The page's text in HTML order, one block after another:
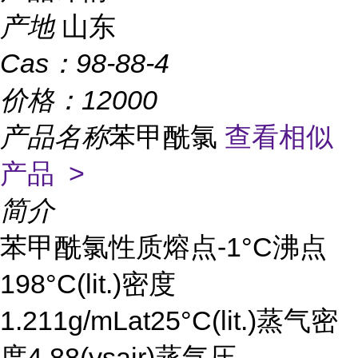
产地 山东
Cas： 98-88-4
价格： 12000
产品名称苯甲酰氯 查看相似
产品 >
简介
苯甲酰氯性质熔点-1°C沸点
198°C(lit.)密度
1.211g/mLat25°C(lit.)蒸气密